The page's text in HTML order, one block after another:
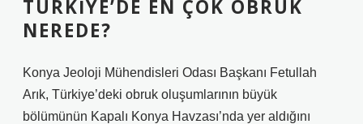
TÜRKIYE’DE EN ÇOK OBRUK
NEREDE?
Konya Jeoloji Mühendisleri Odası Başkanı Fetullah
Arık, Türkiye’deki obruk oluşumlarının büyük
bölümünün Kapalı Konya Havzası’nda yer aldığını